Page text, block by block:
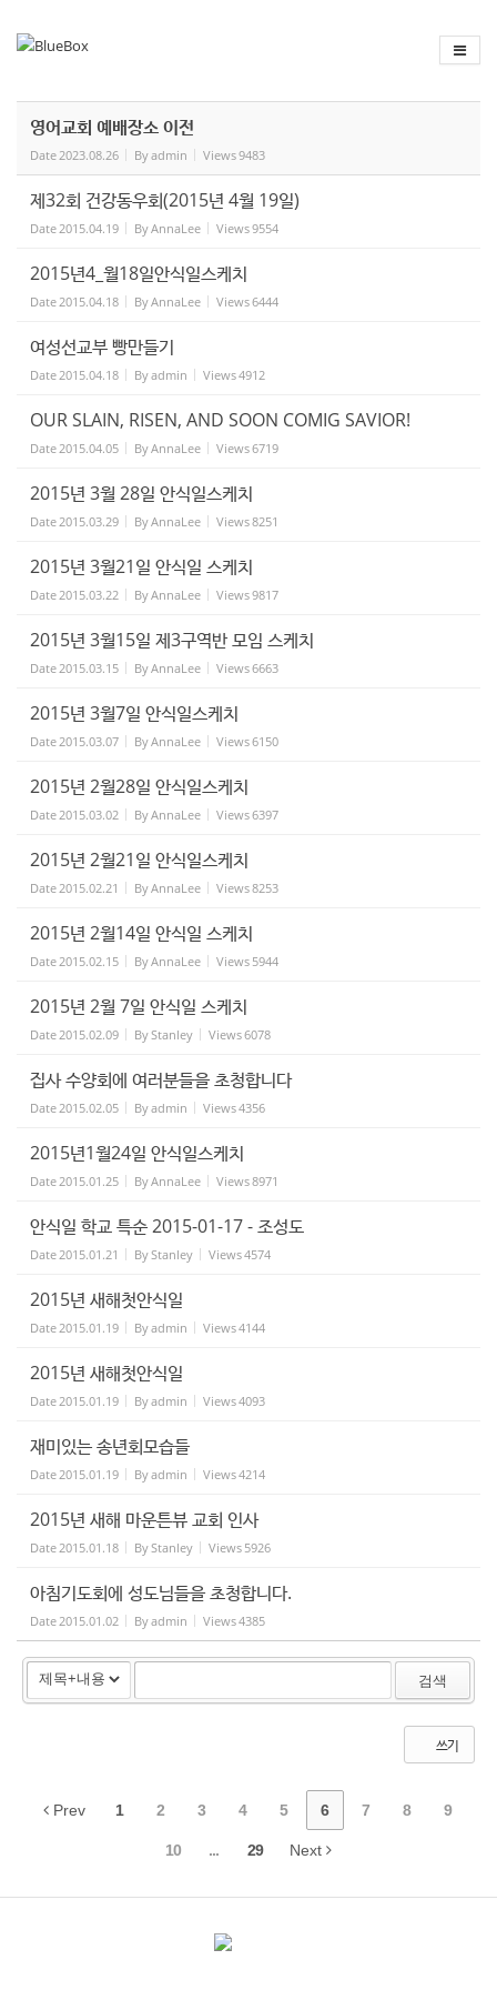
영어교회 예배장소 이전
Date2023.08.26 Byadmin Views9483
제32회 건강동우회(2015년 4월 19일)
Date2015.04.19 ByAnnaLee Views9554
2015년4_월18일안식일스케치
Date2015.04.18 ByAnnaLee Views6444
여성선교부 빵만들기
Date2015.04.18 Byadmin Views4912
OUR SLAIN, RISEN, AND SOON COMIG SAVIOR!
Date2015.04.05 ByAnnaLee Views6719
2015년 3월 28일 안식일스케치
Date2015.03.29 ByAnnaLee Views8251
2015년 3월21일 안식일 스케치
Date2015.03.22 ByAnnaLee Views9817
2015년 3월15일 제3구역반 모임 스케치
Date2015.03.15 ByAnnaLee Views6663
2015년 3월7일 안식일스케치
Date2015.03.07 ByAnnaLee Views6150
2015년 2월28일 안식일스케치
Date2015.03.02 ByAnnaLee Views6397
2015년 2월21일 안식일스케치
Date2015.02.21 ByAnnaLee Views8253
2015년 2월14일 안식일 스케치
Date2015.02.15 ByAnnaLee Views 5944
2015년 2월 7일 안식일 스케치
Date2015.02.09 ByStanley Views6078
집사 수양회에 여러분들을 초청합니다
Date2015.02.05 Byadmin Views4356
2015년1월24일 안식일스케치
Date2015.01.25 ByAnnaLee Views8971
안식일 학교 특순 2015-01-17 - 조성도
Date2015.01.21 ByStanley Views4574
2015년 새해첫안식일
Date2015.01.19 Byadmin Views4144
2015년 새해첫안식일
Date2015.01.19 Byadmin Views4093
재미있는 송년회모습들
Date2015.01.19 Byadmin Views4214
2015년 새해 마운튼뷰 교회 인사
Date2015.01.18 ByStanley Views 5926
아침기도회에 성도님들을 초청합니다.
Date2015.01.02 Byadmin Views4385
검색
쓰기
Prev 1 2 3 4 5 6 7 8 9
10 ... 29 Next
스케치북5
스케치북5